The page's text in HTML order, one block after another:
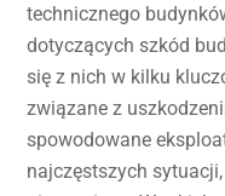
technicznego
dotyczących szkód
się z nich w kilku
związane z
spowodowane
najczęstszych